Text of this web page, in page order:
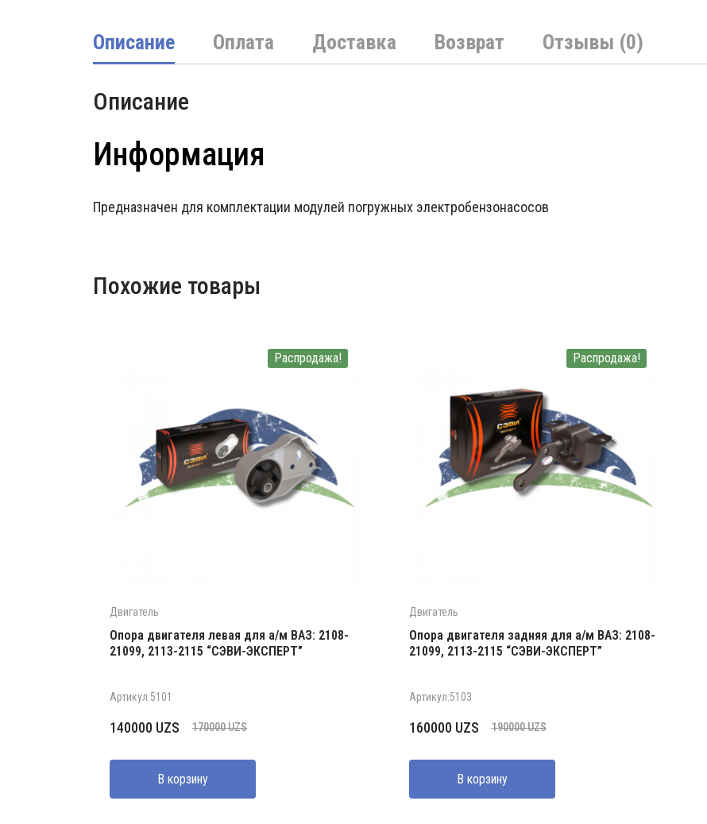
Описание Оплата Доставка Возврат Отзывы (0)
Описание
Информация
Предназначен для комплектации модулей погружных электробензонасосов
Похожие товары
Распродажа!
Двигатель
Опора двигателя левая для а/м ВАЗ: 2108-
21099, 2113-2115 “СЭВИ-ЭКСПЕРТ”
Артикул:5101
170000UZS
Первоначальная
составляла
170000 UZS.
140000 UZS
Текущая
140000 UZS.
В корзину
Распродажа!
Двигатель
Опора двигателя задняя для а/м ВАЗ: 2108-
21099, 2113-2115 “СЭВИ-ЭКСПЕРТ”
Артикул:5103
190000UZS
Первоначальная
составляла
190000 UZS.
160000 UZS
Текущая
160000 UZS.
В корзину